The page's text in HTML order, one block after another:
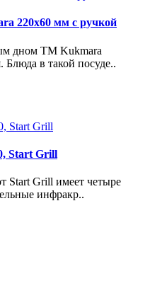
220х60 мм с ручкой
дном ТМ Kukmara
Блюда в такой посуде..
Start Grill
Start Grill имеет четыре
инфракр..